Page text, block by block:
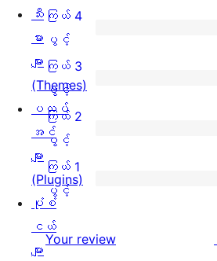
5
ပွင့်
အဆင့်
သုံးသပ်
ချက်
1
ကြယ်
4
ပွင့်
အဆင့်
သုံးသပ်
0
စောင်
ကြယ် 4
ပွင့်
ကြယ်
3
ပွင့်
အဆင့်
သုံးသပ်
ချက်
0
ကြယ် 3
ပွင့်
ကြယ်
2
ပွင့်
အဆင့်
သုံးသပ်
ကြယ် 2
ပွင့်
ကြယ်
1
ပွင့်
ကြယ် 1
ပွင့်
Your review
သီး
မား
များ
(Themes)
ပလပ်
အင်
များ
(Plugins)
ပုံစံ
ငယ်
များ